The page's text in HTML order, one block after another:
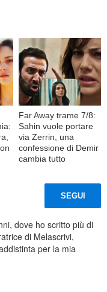
Far Away trame 7/8:
Sahin vuole portare
via Zerrin, una
confessione di Demir
cambia tutto
SEGUI
dove ho scritto più di
di Melascrivi,
per la mia